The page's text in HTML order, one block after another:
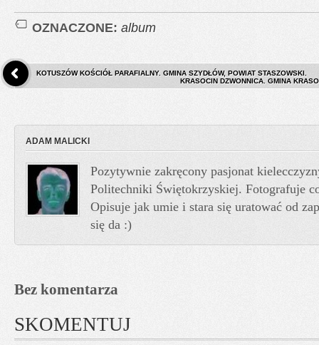
OZNACZONE: album
KOTUSZÓW KOŚCIÓŁ PARAFIALNY. GMINA SZYDŁÓW, POWIAT STASZOWSKI.
KRASOCIN DZWONNICA. GMINA
ADAM MALICKI
Pozytywnie zakręcony pasjonat
Politechniki Świętokrzyskiej. Fotografuje
Opisuje jak umie i stara się uratować od
się da :)
Bez komentarza
SKOMENTUJ